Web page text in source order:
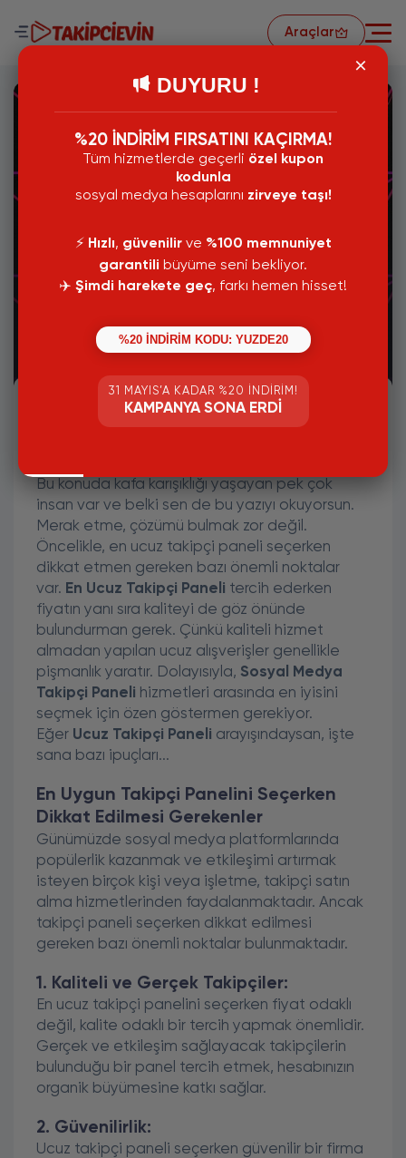
Araçlar
En Ucuz Takipçi Paneli
En Ucuz Takipçi Paneli Seçimi
Bu konuda kafa karışıklığı yaşayan pek çok
insan var ve belki sen de bu yazıyı okuyorsun.
Merak etme, çözümü bulmak zor değil.
Öncelikle, en ucuz takipçi paneli seçerken
dikkat etmen gereken bazı önemli noktalar
var. En Ucuz Takipçi Paneli tercih ederken
fiyatın yanı sıra kaliteyi de göz önünde
bulundurman gerek. Çünkü kaliteli hizmet
almadan yapılan ucuz alışverişler genellikle
pişmanlık yaratır. Dolayısıyla, Sosyal Medya
Takipçi Paneli hizmetleri arasında en iyisini
seçmek için özen göstermen gerekiyor.
Eğer Ucuz Takipçi Paneli arayışındaysan, işte
sana bazı ipuçları...
En Uygun Takipçi Panelini Seçerken
Dikkat Edilmesi Gerekenler
Günümüzde sosyal medya platformlarında
popülerlik kazanmak ve etkileşimi artırmak
isteyen birçok kişi veya işletme, takipçi satın
alma hizmetlerinden faydalanmaktadır. Ancak
takipçi paneli seçerken dikkat edilmesi
gereken bazı önemli noktalar bulunmaktadır.
1. Kaliteli ve Gerçek Takipçiler:
En ucuz takipçi panelini seçerken fiyat odaklı
değil, kalite odaklı bir tercih yapmak önemlidir.
Gerçek ve etkileşim sağlayacak takipçilerin
bulunduğu bir panel tercih etmek, hesabınızın
organik büyümesine katkı sağlar.
2. Güvenilirlik:
Ucuz takipçi paneli seçerken güvenilir bir firma
DUYURU !
%20 İNDİRİM FIRSATINI KAÇIRMA!
Tüm hizmetlerde geçerli özel kupon
kodunla
sosyal medya hesaplarını zirveye taşı!
⚡️ Hızlı, güvenilirve %100 memnuniyet
garantili büyüme seni bekliyor.
✈️ Şimdi harekete geç, farkı hemen hisset!
%20 İNDİRİM KODU: YUZDE20
31 MAYIS’A KADAR %20 İNDIRIM!
KAMPANYA SONA ERDI